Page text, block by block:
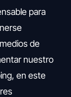
para
de
nuestro
en este